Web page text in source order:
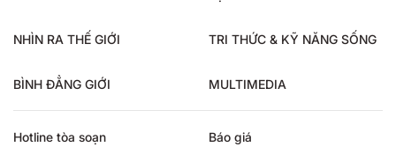
NHÌN RA THẾ GIỚI TRI THỨC & KỸ NĂNG SỐNG
BÌNH ĐẲNG GIỚI MULTIMEDIA
Hotline tòa soạn
Báo giá